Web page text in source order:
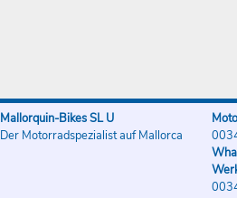
Mallorquin-Bikes SL U
Der Motorradspezialist auf Mallorca